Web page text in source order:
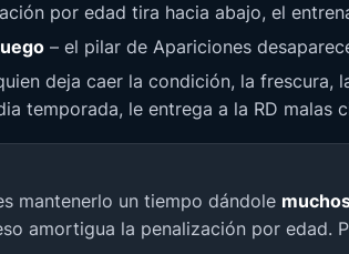
por edad tira hacia abajo, el
– el pilar de Apariciones
deja caer la condición, la frescura,
temporada, le entrega a la RD malas
mantenerlo un tiempo dándole
amortigua la penalización por edad.